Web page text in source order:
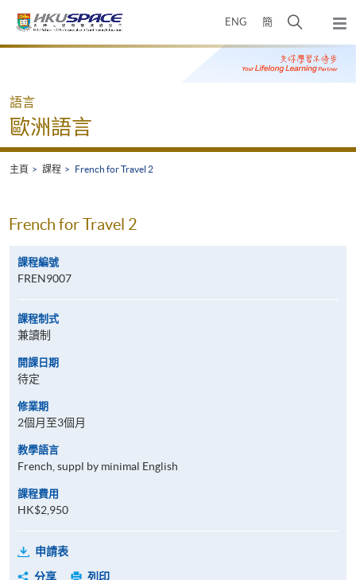
ENG 簡
開
搜
尋
彈
出
主
Main
語言
歐洲語言
主頁 課程 French for Travel 2
French for Travel 2
課程編號
FREN9007
課程制式
兼讀制
開課日期
待定
修業期
2個月至3個月
教學語言
French, suppl by minimal English
課程費用
HK$2,950
申請表
分享
列印